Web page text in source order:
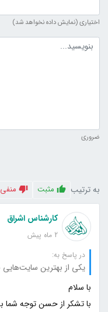
اختیاری (نمایش داده نخواهد شد)
متن دیدگاه
ضروری
به ترتیب مثبت منفی
کارشناس اشراق
2 ماه پیش
در پاسخ به: